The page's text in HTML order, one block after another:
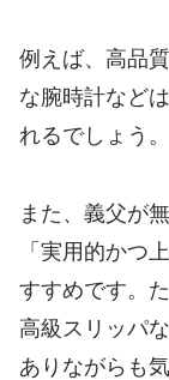
例えば、高品
な腕時計など
れるでしょう。
また、義父が
「実用的かつ
すすめです。
高級スリッパ
ありながらも